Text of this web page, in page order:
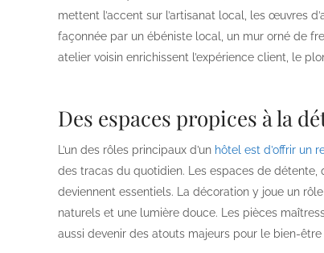
mettent l’accent sur l’artisanat local, les œuvres
façonnée par un ébéniste local, un mur orné de
atelier voisin enrichissent l’expérience client, le
Des espaces propices à la
L’un des rôles principaux d’un hôtel est d’offrir un
des tracas du quotidien. Les espaces de détente,
deviennent essentiels. La décoration y joue un
naturels et une lumière douce. Les pièces
aussi devenir des atouts majeurs pour le bien-